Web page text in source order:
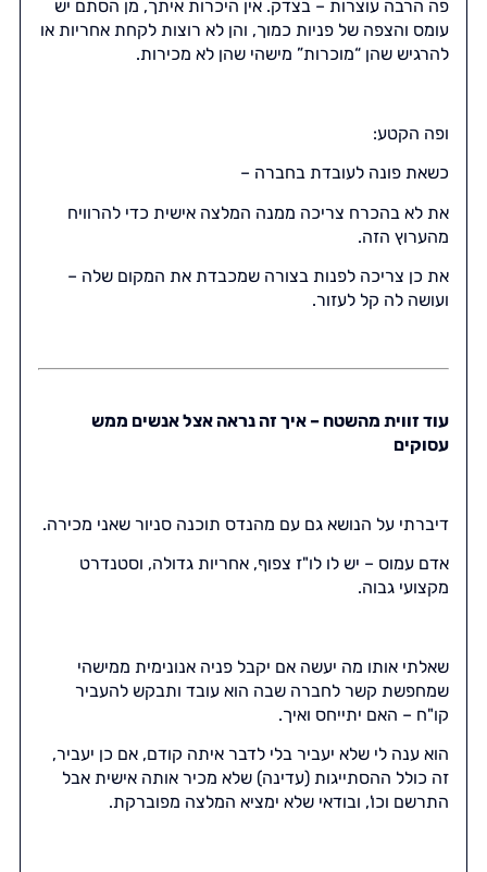
פה הרבה עוצרות – בצדק. אין היכרות איתך, מן הסתם יש
עומס והצפה של פניות כמוך, והן לא רוצות לקחת אחריות או
להרגיש שהן “מוכרות” מישהי שהן לא מכירות.
ופה הקטע:
כשאת פונה לעובדת בחברה –
את לא בהכרח צריכה ממנה המלצה אישית כדי להרוויח
מהערוץ הזה.
את כן צריכה לפנות בצורה שמכבדת את המקום שלה –
ועושה לה קל לעזור.
עוד זווית מהשטח – איך זה נראה אצל אנשים ממש
עסוקים
דיברתי על הנושא גם עם מהנדס תוכנה סניור שאני מכירה.
אדם עמוס – יש לו לו"ז צפוף, אחריות גדולה, וסטנדרט
מקצועי גבוה.
שאלתי אותו מה יעשה אם יקבל פניה אנונימית ממישהי
שמחפשת קשר לחברה שבה הוא עובד ותבקש להעביר
קו"ח – האם יתייחס ואיך.
הוא ענה לי שלא יעביר בלי לדבר איתה קודם, אם כן יעביר,
זה כולל ההסתייגות (עדינה) שלא מכיר אותה אישית אבל
התרשם וכו', ובודאי שלא ימציא המלצה מפוברקת.